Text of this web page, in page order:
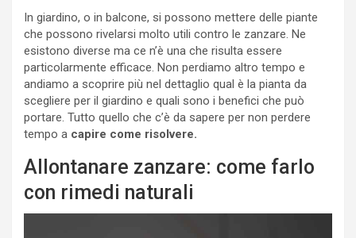
In giardino, o in balcone, si possono mettere delle piante
che possono rivelarsi molto utili contro le zanzare. Ne
esistono diverse ma ce n’è una che risulta essere
particolarmente efficace. Non perdiamo altro tempo e
andiamo a scoprire più nel dettaglio qual è la pianta da
scegliere per il giardino e quali sono i benefici che può
portare. Tutto quello che c’è da sapere per non perdere
tempo a capire come risolvere.
Allontanare zanzare: come farlo
con rimedi naturali